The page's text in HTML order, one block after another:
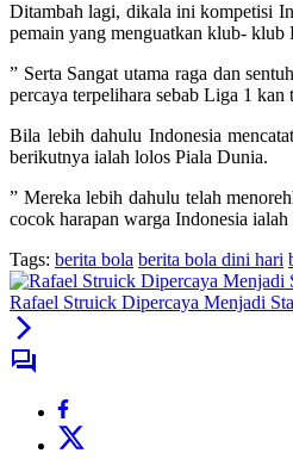
Ditambah lagi, dikala ini kompetisi
pemain yang menguatkan klub- klub
” Serta Sangat utama raga dan
percaya terpelihara sebab Liga 1
Bila lebih dahulu Indonesia
berikutnya ialah lolos Piala Dunia.
” Mereka lebih dahulu telah
cocok harapan warga Indonesia
Tags: berita bola berita bola dini hari
Rafael Struick Dipercaya Menjadi